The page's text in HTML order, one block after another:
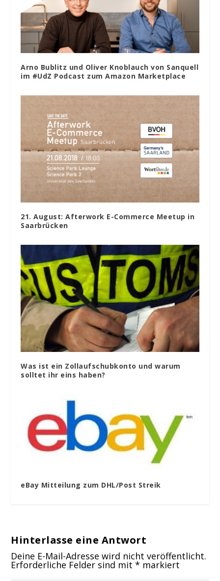
Arno Bublitz und Oliver Knoblauch von Sanquell
im #UdZ Podcast zum Amazon Marketplace
21. August: Afterwork E-Commerce Meetup in
Saarbrücken
Was ist ein Zollaufschubkonto und warum
solltet ihr eins haben?
eBay Mitteilung zum DHL/Post Streik
Hinterlasse eine Antwort
Deine E-Mail-Adresse wird nicht veröffentlicht.
Erforderliche Felder sind mit* markiert